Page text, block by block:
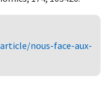
nous-face-aux-